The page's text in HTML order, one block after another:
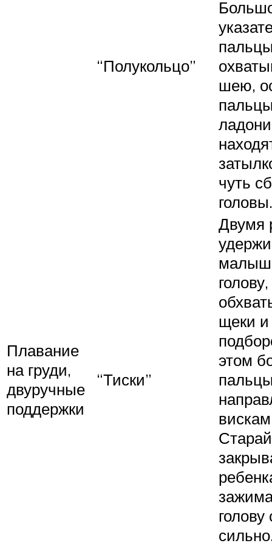
“Полукольцо”
шею,
ладони
чуть
головы.
Плавание
на груди,
двуручные
поддержки
“Тиски”
Двумя
голову,
щеки и
этом